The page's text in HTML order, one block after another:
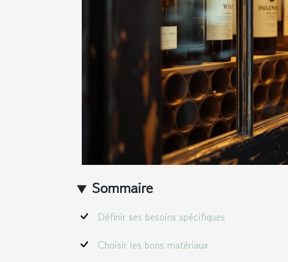
Sommaire
Définir ses besoins spécifiques
Choisir les bons matériaux